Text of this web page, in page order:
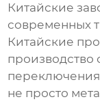
Китайские
современных
Китайские
производство
не просто